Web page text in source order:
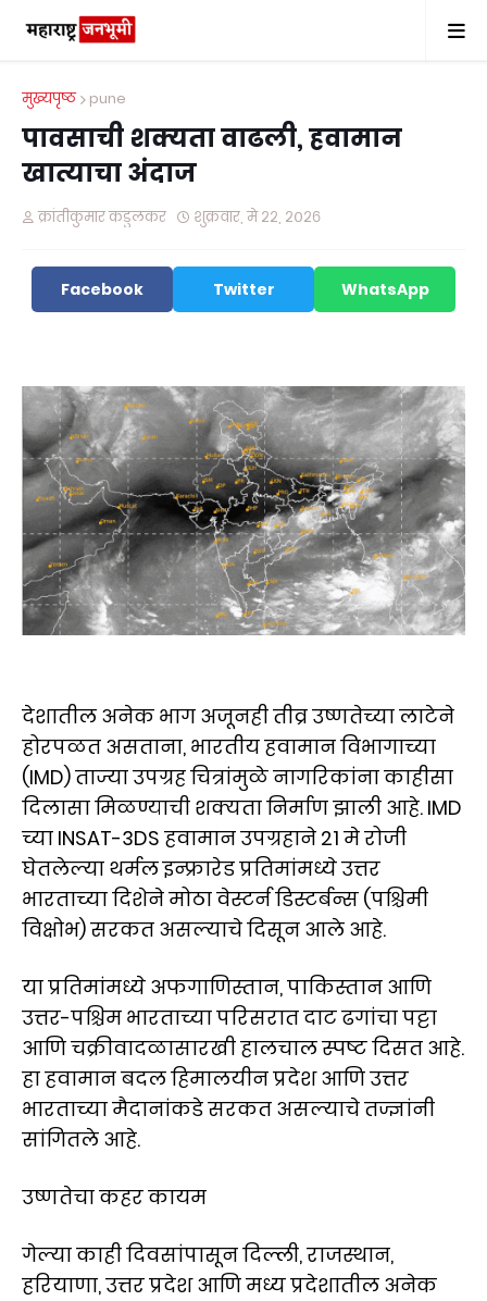
मुख्यपृष्ठ pune
पावसाची शक्यता वाढली, हवामान
खात्याचा अंदाज
क्रांतीकुमार कडुलकर शुक्रवार, मे २२, २०२६
Facebook Twitter WhatsApp
देशातील अनेक भाग अजूनही तीव्र उष्णतेच्या लाटेने
होरपळत असताना, भारतीय हवामान विभागाच्या
(IMD) ताज्या उपग्रह चित्रांमुळे नागरिकांना काहीसा
दिलासा मिळण्याची शक्यता निर्माण झाली आहे. IMD
च्या INSAT-3DS हवामान उपग्रहाने 21 मे रोजी
घेतलेल्या थर्मल इन्फ्रारेड प्रतिमांमध्ये उत्तर
भारताच्या दिशेने मोठा वेस्टर्न डिस्टर्बन्स (पश्चिमी
विक्षोभ) सरकत असल्याचे दिसून आले आहे.
या प्रतिमांमध्ये अफगाणिस्तान, पाकिस्तान आणि
उत्तर-पश्चिम भारताच्या परिसरात दाट ढगांचा पट्टा
आणि चक्रीवादळासारखी हालचाल स्पष्ट दिसत आहे.
हा हवामान बदल हिमालयीन प्रदेश आणि उत्तर
भारताच्या मैदानांकडे सरकत असल्याचे तज्ज्ञांनी
सांगितले आहे.
उष्णतेचा कहर कायम
गेल्या काही दिवसांपासून दिल्ली, राजस्थान,
हरियाणा, उत्तर प्रदेश आणि मध्य प्रदेशातील अनेक